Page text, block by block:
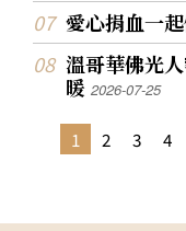
愛心捐血一
溫哥華佛光
暖2026-07-25
1 2 3 4